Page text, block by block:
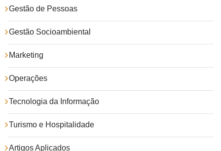
Gestão de Pessoas
Gestão Socioambiental
Marketing
Operações
Tecnologia da Informação
Turismo e Hospitalidade
Artigos Aplicados